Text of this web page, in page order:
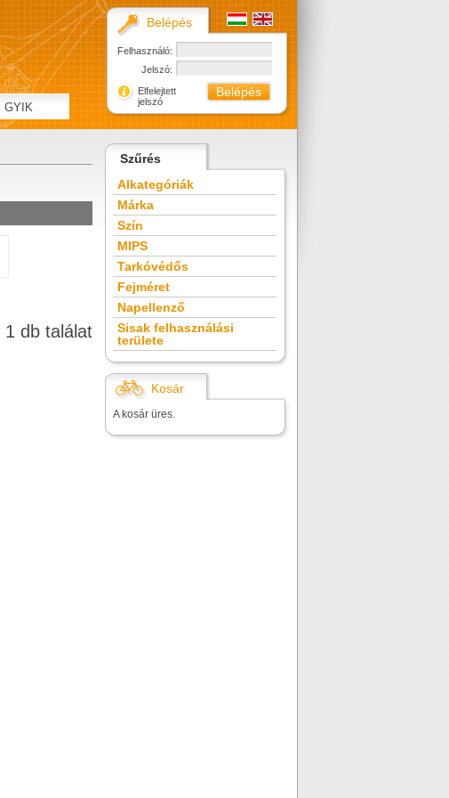
1 db találat
Szűrés
Alkategóriák
Márka
Szín
MIPS
Tarkóvédős
Fejméret
Napellenző
Sisak felhasználási
területe
Kosár
A kosár üres.
Belépés
Felhasználó:
Jelszó:
Elfelejtett
jelszó
GYIK